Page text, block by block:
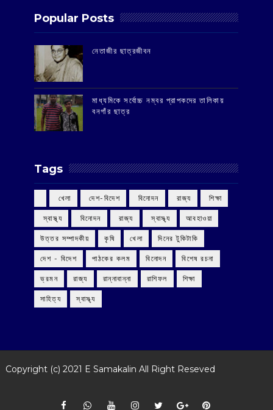
Popular Posts
‌নেতাজীর ছাত্রজীবন
মাধ্যমিকে সর্বোচ্চ নম্বর প্রাপকদের তালিকায়
বনগাঁর ছাত্র
Tags
‌ খেলা ‌ দেশ-বিদেশ ‌ বিনোদন ‌ রাজ্য ‌ শিক্ষা
‌ স্বাস্থ্য ‌ বিনোদন ‌ রাজ্য ‌ স্বাস্থ্য আবহাওয়া
উত্তর সম্পাদকীয় কৃষি খেলা দিনের টুকিটাকি
দেশ - বিদেশ পাঠকের কলম বিনোদন বিশেষ রচনা
ভ্রমন রাজ্য রান্নাবান্না রাশিফল শিক্ষা
সাহিত্য স্বাস্থ্য
Copyright (c) 2021 E Samakalin All Right Reseved